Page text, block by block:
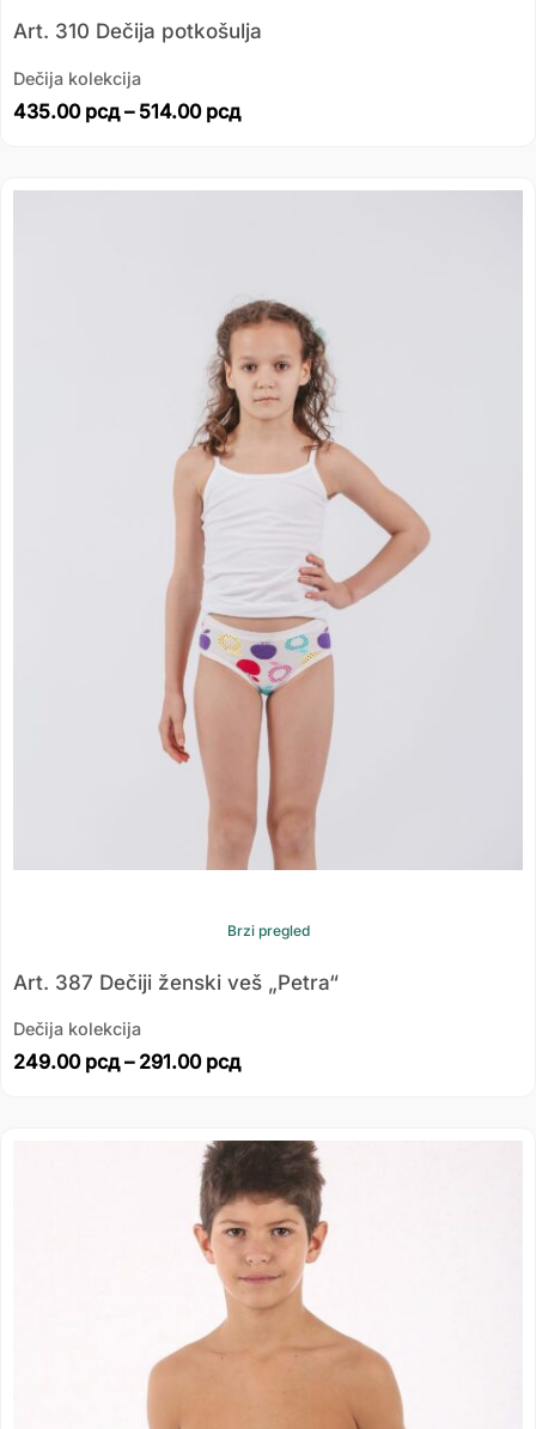
Art. 310 Dečija potkošulja
Dečija kolekcija
435.00 рсд – 514.00 рсд
Brzi pregled
Art. 387 Dečiji ženski veš „Petra“
Dečija kolekcija
249.00 рсд – 291.00 рсд
Распон
291.00 рсд
Распон
цена:
од
309.00 рсд
до
379.00 рсд